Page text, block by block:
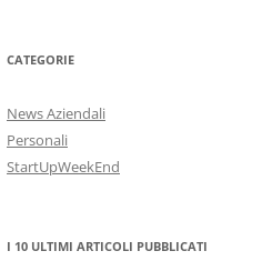
CATEGORIE
News Aziendali
Personali
StartUpWeekEnd
I 10 ULTIMI ARTICOLI PUBBLICATI